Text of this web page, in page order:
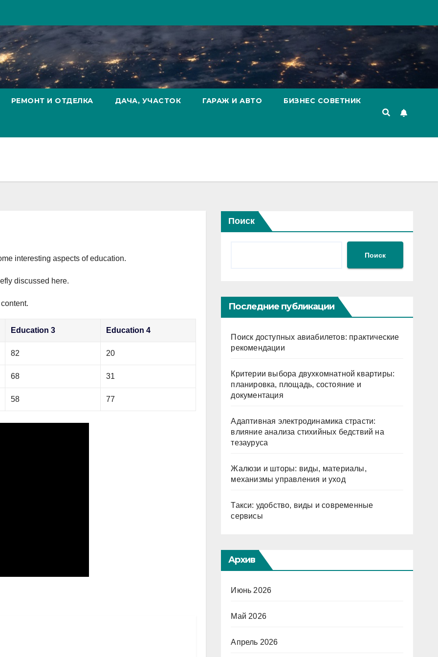
РЕМОНТ И ОТДЕЛКА ДАЧА, УЧАСТОК ГАРАЖ И АВТО БИЗНЕС СОВЕТНИК
interesting aspects of education.
discussed here.
Education 3 Education 4
82 20
68 31
58 77
Поиск
Поиск
Последние публикации
Поиск доступных авиабилетов: практические
рекомендации
Критерии выбора двухкомнатной квартиры:
планировка, площадь, состояние и
документация
Адаптивная электродинамика страсти:
влияние анализа стихийных бедствий на
тезауруса
Жалюзи и шторы: виды, материалы,
механизмы управления и уход
Такси: удобство, виды и современные
сервисы
Архив
Июнь 2026
Май 2026
Апрель 2026